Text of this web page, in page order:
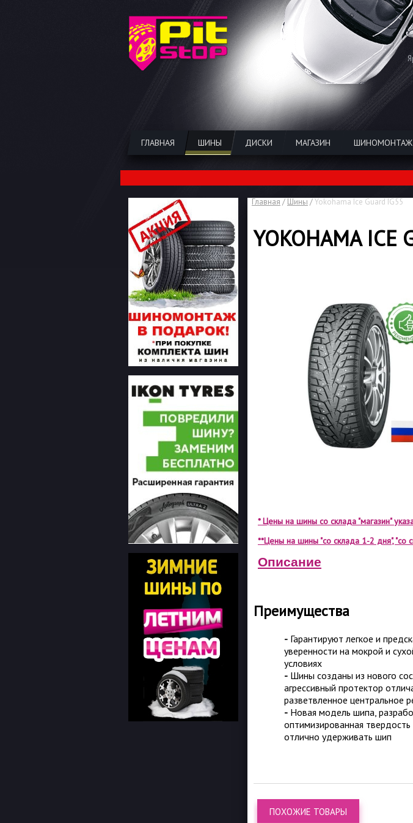
ГЛАВНАЯ ШИНЫ ДИСКИ МАГАЗИН ШИНОМОНТАЖ
Главная / Шины /Yokohama Ice Guard IG55
YOKOHAMA ICE
* Цены на шины со склада "магазин"
**Цены на шины "со склада 1-2 дня", "со
Описание
Преимущества
- Гарантируют легкое и
уверенности на мокрой и
условиях
- Шины созданы из нового
агрессивный протектор
разветвленное центральное
- Новая модель шипа,
оптимизированная
отлично удерживать шип
ПОХОЖИЕ ТОВАРЫ